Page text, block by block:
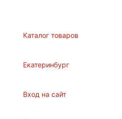
Каталог товаров
Екатеринбург
Вход на сайт